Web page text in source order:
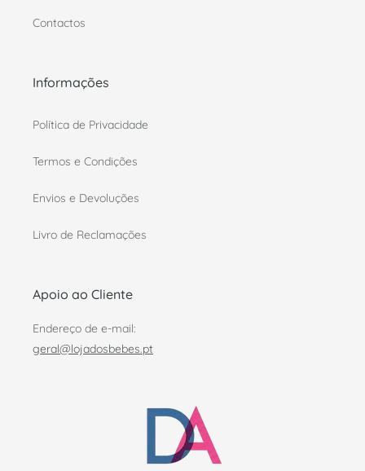
Contactos
Informações
Política de Privacidade
Termos e Condições
Envios e Devoluções
Livro de Reclamações
Apoio ao Cliente
Endereço de e-mail:
geral@lojadosbebes.pt